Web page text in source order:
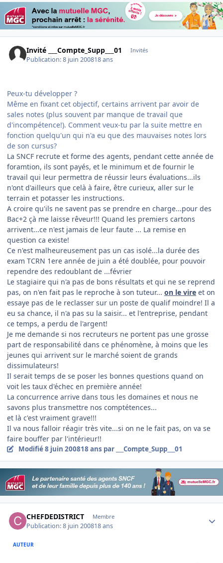
Invité ___Compte_Supp___01 Invités
Publication:8 juin 200818 ans
Peux-tu développer ?
Même en fixant cet objectif, certains arrivent par avoir de
sales notes (plus souvent par manque de travail que
d'incompétence!). Comment veux-tu par la suite mettre en
fonction quelqu'un qui n'a eu que des mauvaises notes lors
de son cursus?
La SNCF recrute et forme des agents, pendant cette année de
foramtion, ils sont payés, et le minimum et de fournir le
travail qui leur permettra de réussir leurs évaluations...ils
n'ont d'ailleurs que celà à faire, être curieux, aller sur le
terrain et potasser les instructions.
A croire qu'ils ne savent pas se prendre en charge...pour des
Bac+2 çà me laisse rêveur!!! Quand les premiers cartons
arrivent...ce n'est jamais de leur faute ... La remise en
question ca existe!
Ce n'est malheureusement pas un cas isolé...la durée des
exam TCRN 1ere année de juin a été doublée, pour pouvoir
rependre des redoublant de ...février
Le stagiaire qui n'a pas de bons résultats et qui ne se reprend
pas, on n'en fait pas le reproche à son tuteur... on le vire et on
essaye pas de le reclasser sur un poste de qualif moindre! Il a
eu sa chance, il n'a pas su la saisir... et l'entreprise, pendant
ce temps, a perdu de l'argent!
Je me demande si nos recruteurs ne portent pas une grosse
part de responsabilité dans ce phénomène, à moins que les
jeunes qui arrivent sur le marché soient de grands
dissimulateurs!
Il serait temps de se poser les bonnes questions quand on
voit les taux d'échec en première année!
La concurrence arrive dans tous les domaines et nous ne
savons plus transmettre nos comptétences...
et là c'est vraiment grave!!!
Il va nous falloir réagir très vite...si on ne le fait pas, on va se
faire bouffer par l'intérieur!!
Modifié8 juin 200818 ans par ___Compte_Supp___01
CHEFDEDISTRICT Membre
Publication:8 juin 200818 ans
AUTEUR